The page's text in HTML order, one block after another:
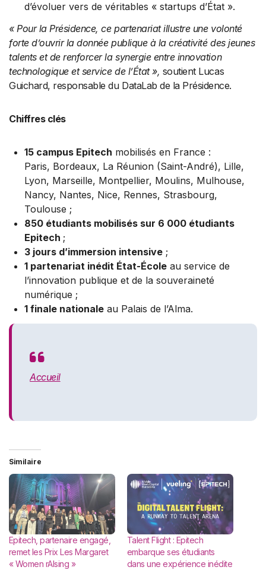
d’évoluer vers de véritables « startups d’État ».
« Pour la Présidence, ce partenariat illustre une volonté
forte d’ouvrir la donnée publique à la créativité des jeunes
talents et de renforcer la synergie entre innovation
technologique et service de l’État », soutient Lucas
Guichard, responsable du DataLab de la Présidence.
Chiffres clés
15 campus Epitech mobilisés en France :
Paris, Bordeaux, La Réunion (Saint-André), Lille,
Lyon, Marseille, Montpellier, Moulins, Mulhouse,
Nancy, Nantes, Nice, Rennes, Strasbourg,
Toulouse ;
850 étudiants mobilisés sur 6 000 étudiants
Epitech ;
3 jours d’immersion intensive;
1 partenariat inédit État-Écoleau service de
l’innovation publique et de la souveraineté
numérique ;
1 finale nationaleau Palais de l’Alma.
Accueil
Similaire
Epitech, partenaire engagé,
remet les Prix Les Margaret
« Women rAIsing »
Talent Flight : Epitech
embarque ses étudiants
dans une expérience inédite